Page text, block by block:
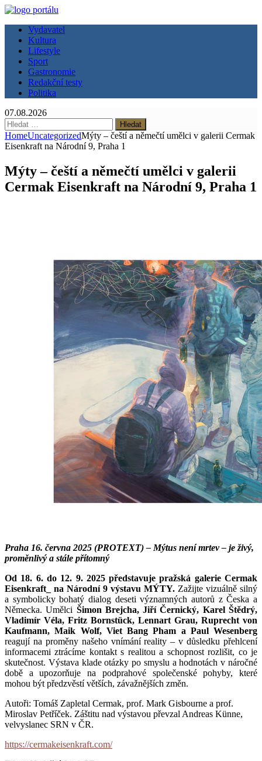
Vydavatel
Kultura
Lifestyle
Sport
Gastronomie
Redakční testy
Politika
07.08.2026
Vyhledávání
HomeUncategorizedMýty – čeští a němečtí umělci v galerii Cermak
Eisenkraft na Národní 9, Praha 1
Mýty – čeští a němečtí umělci v galerii
Cermak Eisenkraft na Národní 9, Praha 1
Praha 16. června 2025 (PROTEXT) – Mýtus není mrtev – je živý,
proměnlivý a stále přítomný
Od 18. 6. do 12. 9. 2025 představuje pražská galerie Cermak
Eisenkraft_ na Národní 9 výstavu MÝTY. Zažijte vizuálně silný
a symbolicky bohatý dialog deseti významných autorů z Česka a
Německa. Umělci Šimon Brejcha, Jiří Černický, Karel Štědrý,
Vladimír Véla, Fritz Bornstück, Lennart Grau, Ruprecht von
Kaufmann, Maik Wolf, Viet Bang Pham a Paul Wesenberg
reagují na proměny našeho vnímání reality – v důsledku přehlcení
informacemi ztrácíme kontakt s realitou a schopnost rozlišit, co je
skutečnost. Výstava klade otázky po smyslu a hodnotách v náročné
době a upozorňuje na podprahové společenské pohyby, které
mohou být předzvěstí větších, závažnějších změn.
Autoři: Tomáš Zapletal Cermak, prof. Mark Gisbourne a prof.
Miroslav Petříček. Záštitu nad výstavou převzal Andreas Künne,
velvyslanec SRN v ČR.
https://cermakeisenkraft.com/